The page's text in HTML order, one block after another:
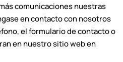
comunicaciones nuestras
en contacto con nosotros
el formulario de contacto o
en nuestro sitio web en